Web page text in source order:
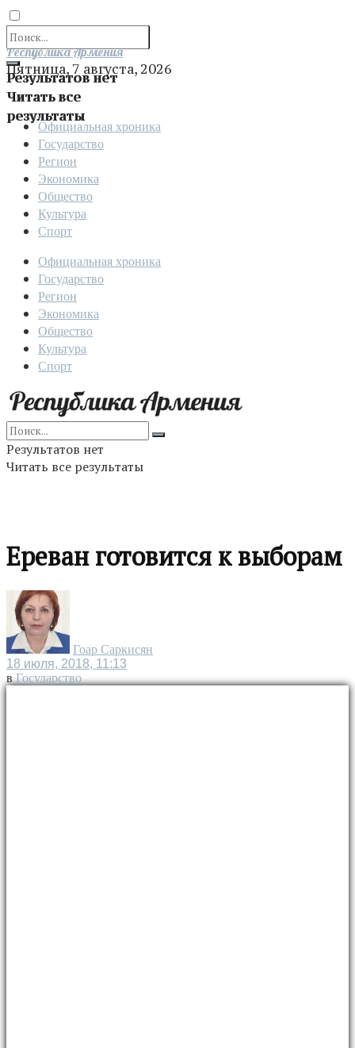
Результатов нет
Читать все
результаты
Отправить
Республика Армения
Пятница, 7 августа, 2026
Официальная хроника
Государство
Регион
Экономика
Общество
Культура
Спорт
Официальная хроника
Государство
Регион
Экономика
Общество
Культура
Спорт
Результатов нет
Читать все результаты
Ереван готовится к выборам
Гоар Саркисян
18 июля, 2018, 11:13
в Государство